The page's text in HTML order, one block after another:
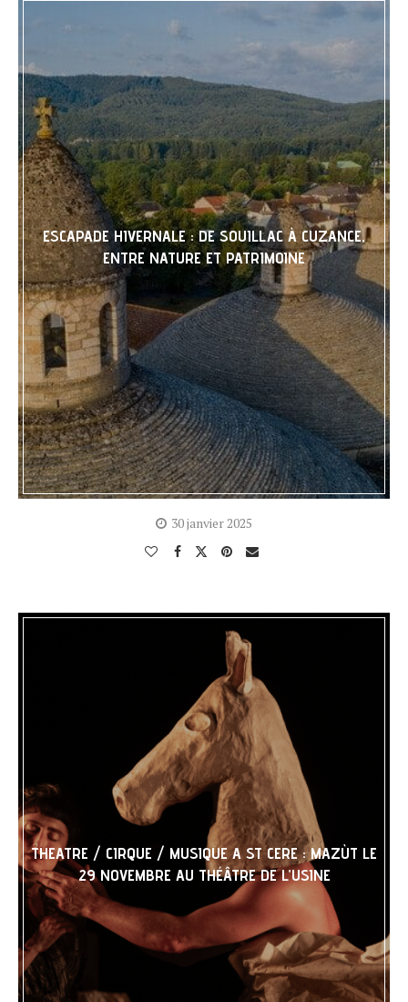
ESCAPADE HIVERNALE : DE SOUILLAC À CUZANCE,
ENTRE NATURE ET PATRIMOINE
30 janvier 2025
THEATRE / CIRQUE / MUSIQUE A ST CERE : MAZÙT LE
29 NOVEMBRE AU THÉÂTRE DE L’USINE